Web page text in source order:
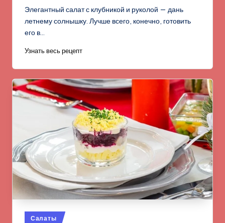
Элегантный салат с клубникой и руколой — дань
летнему солнышку. Лучше всего, конечно, готовить
его в…
Узнать весь рецепт
Опубликовано
Салаты